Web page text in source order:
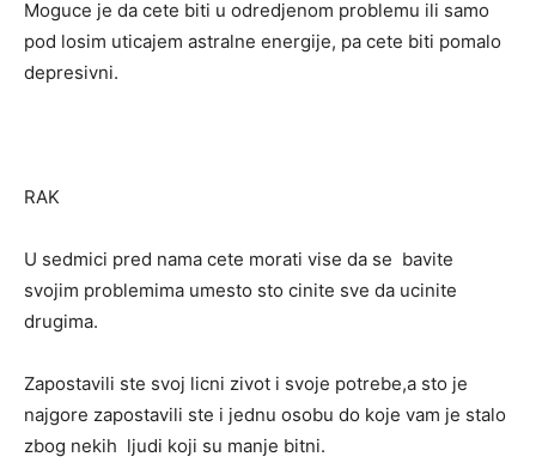
Moguce je da cete biti u odredjenom problemu ili samo
pod losim uticajem astralne energije, pa cete biti pomalo
depresivni.
RAK
U sedmici pred nama cete morati vise da se bavite
svojim problemima umesto sto cinite sve da ucinite
drugima.
Zapostavili ste svoj licni zivot i svoje potrebe,a sto je
najgore zapostavili ste i jednu osobu do koje vam je stalo
zbog nekih ljudi koji su manje bitni.